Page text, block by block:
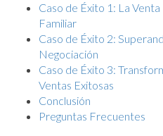
Caso de Éxito 1: La
Familiar
Caso de Éxito 2:
Negociación
Caso de Éxito 3:
Ventas Exitosas
Conclusión
Preguntas Frecuentes